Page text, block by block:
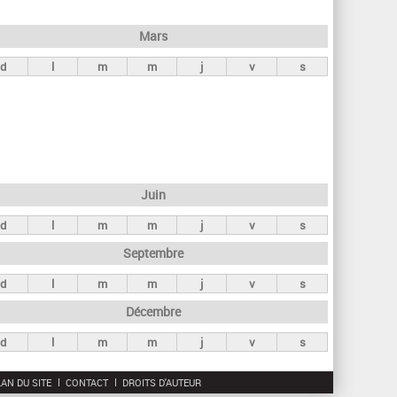
r
c
Mars
d l m m j v s
Juin
d l m m j v s
Septembre
d l m m j v s
Décembre
d l m m j v s
DU SITE CONTACT DROITS D'AUTEUR